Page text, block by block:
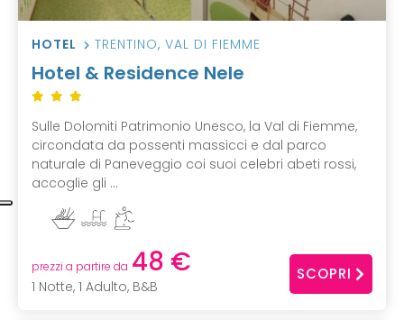
HOTEL TRENTINO, VAL DI FIEMME
Hotel & Residence Nele
Sulle Dolomiti Patrimonio Unesco, la Val di Fiemme,
circondata da possenti massicci e dal parco
naturale di Paneveggio coi suoi celebri abeti rossi,
accoglie gli ...
prezzi a partire da 48 €
1 Notte, 1 Adulto, B&B
SCOPRI